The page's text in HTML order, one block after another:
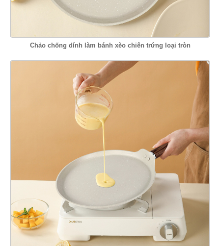
Chảo chống dính làm bánh xèo chiên trứng loại tròn